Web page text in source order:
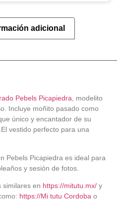
adicional
Pebels Picapiedra, modelito
Incluye moñito pasado como
único y encantador de su
vestido perfecto para una
Pebels Picapiedra es ideal para
y sesión de fotos.
similares en https://mitutu.mx/ y
https://Mi tutu Cordoba o